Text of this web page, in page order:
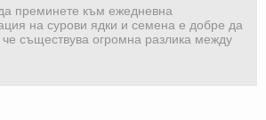
преминете към ежедневна
на сурови ядки и семена е добре да
че съществува огромна разлика между